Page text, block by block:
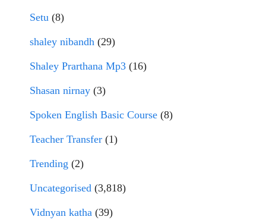
Setu (8)
shaley nibandh (29)
Shaley Prarthana Mp3 (16)
Shasan nirnay (3)
Spoken English Basic Course (8)
Teacher Transfer (1)
Trending (2)
Uncategorised (3,818)
Vidnyan katha (39)